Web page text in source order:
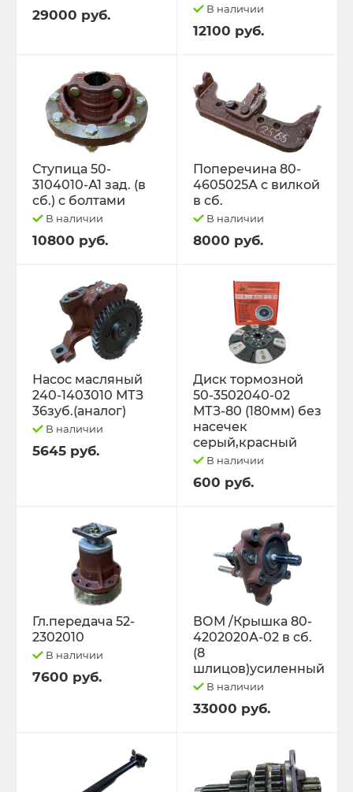
29000 руб. В наличии
12100 руб.
Ступица 50-
3104010-А1 зад. (в
сб.) с болтами
В наличии
10800 руб.
Поперечина 80-
4605025А с вилкой
в сб.
В наличии
8000 руб.
Насос масляный
240-1403010 МТЗ
36зуб.(аналог)
В наличии
5645 руб.
Диск тормозной
50-3502040-02
МТЗ-80 (180мм) без
насечек
серый,красный
В наличии
600 руб.
Гл.передача 52-
2302010
В наличии
7600 руб.
ВОМ /Крышка 80-
4202020А-02 в сб.
(8
шлицов)усиленный
В наличии
33000 руб.